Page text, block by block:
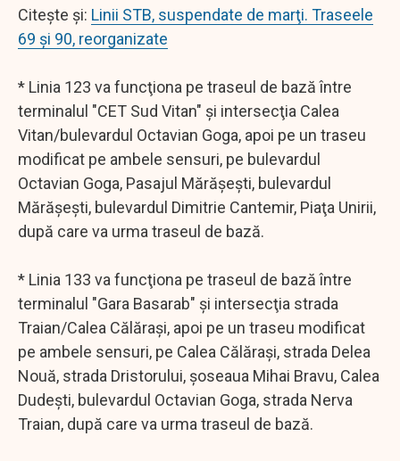
Citește și: Linii STB, suspendate de marţi. Traseele
69 și 90, reorganizate
* Linia 123 va funcţiona pe traseul de bază între
terminalul "CET Sud Vitan" şi intersecţia Calea
Vitan/bulevardul Octavian Goga, apoi pe un traseu
modificat pe ambele sensuri, pe bulevardul
Octavian Goga, Pasajul Mărăşeşti, bulevardul
Mărăşeşti, bulevardul Dimitrie Cantemir, Piaţa Unirii,
după care va urma traseul de bază.
* Linia 133 va funcţiona pe traseul de bază între
terminalul "Gara Basarab" şi intersecţia strada
Traian/Calea Călăraşi, apoi pe un traseu modificat
pe ambele sensuri, pe Calea Călăraşi, strada Delea
Nouă, strada Dristorului, şoseaua Mihai Bravu, Calea
Dudeşti, bulevardul Octavian Goga, strada Nerva
Traian, după care va urma traseul de bază.